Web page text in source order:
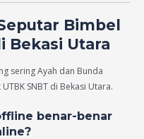
Bimbel
Bekasi Utara
sering Ayah dan Bunda
SNBT di Bekasi Utara.
benar-benar